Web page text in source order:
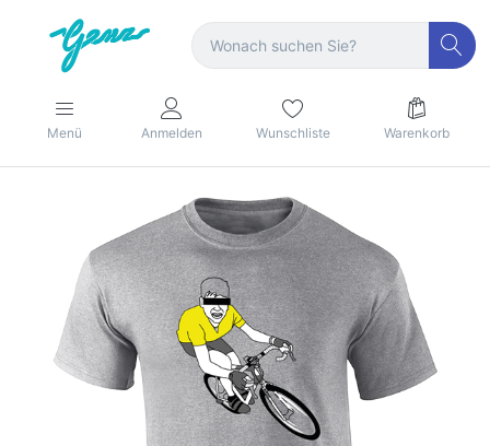
Menü Anmelden Wunschliste Warenkorb